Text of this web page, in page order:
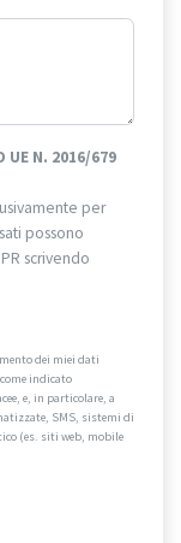
UE N. 2016/679
per
possono
scrivendo
dei miei dati
indicato
e, in particolare, a
SMS, sistemi di
(es. siti web, mobile